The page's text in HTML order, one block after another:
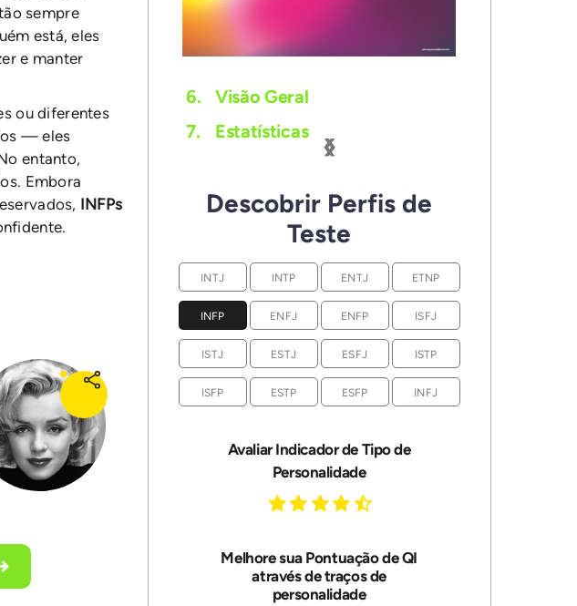
sempre
está, eles
e manter
ou diferentes
— eles
entanto,
Embora
INFPs
‹
›
6.
Visão Geral
7.
Estatísticas
Descobrir Perfis de
Teste
INTJ INTP ENTJ ETNP
INFP ENFJ ENFP ISFJ
ISTJ ESTJ ESFJ ISTP
ISFP ESTP ESFP INFJ
Avaliar Indicador de Tipo de
Personalidade
Melhore sua Pontuação de QI
através de traços de
personalidade